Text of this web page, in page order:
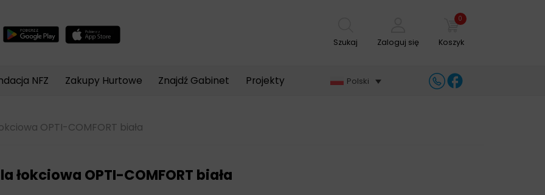
Szukaj Zaloguj się
0
Koszyk
NFZ Zakupy Hurtowe Znajdź Gabinet Projekty Polski
OPTI-COMFORT biała
łokciowa OPTI-COMFORT biała